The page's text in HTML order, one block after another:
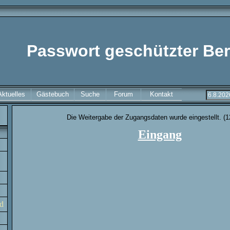
Passwort geschützter
Gästebuch Suche Forum Kontakt
Die Weitergabe der Zugangsdaten wurde eingestellt.
Eingang